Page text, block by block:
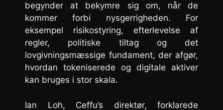
begynder at bekymre sig om, når de
kommer forbi nysgerrigheden. For
eksempel risikostyring, efterlevelse af
regler, politiske tiltag og det
lovgivningsmæssige fundament, der afgør,
hvordan tokeniserede og digitale aktiver
kan bruges i stor skala.
Ian Loh, Ceffu’s direktør, forklarede